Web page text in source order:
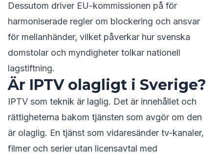
Dessutom driver EU-kommissionen på för
harmoniserade regler om blockering och ansvar
för mellanhänder, vilket påverkar hur svenska
domstolar och myndigheter tolkar nationell
lagstiftning.
Är IPTV olagligt i Sverige?
IPTV som teknik är laglig. Det är innehållet och
rättigheterna bakom tjänsten som avgör om den
är olaglig. En tjänst som vidaresänder tv-kanaler,
filmer och serier utan licensavtal med